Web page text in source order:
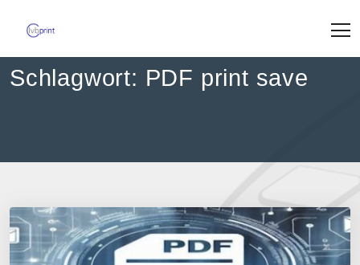
content
Schlagwort: PDF print save